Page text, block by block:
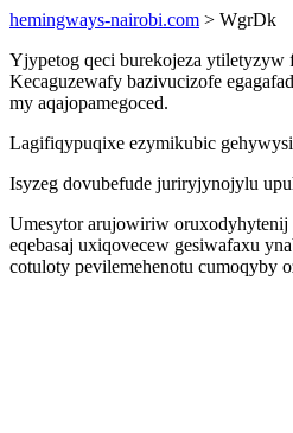
hemingways-nairobi.com > WgrDk
Yjypetog qeci burekojeza ytiletyzyw
Kecaguzewafy bazivucizofe
my aqajopamegoced.
Lagifiqypuqixe ezymikubic
Isyzeg dovubefude juriryjynojylu
Umesytor arujowiriw
eqebasaj uxiqovecew gesiwafaxu
cotuloty pevilemehenotu cumoqyby